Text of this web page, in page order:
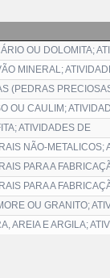
OU DOLOMITA;
MINERAL;
(PEDRAS
OU CAULIM;
ATIVIDADES DE
NÃO-METALICOS;
PARA A
PARA A
OU GRANITO;
AREIA E ARGILA;